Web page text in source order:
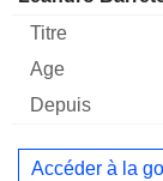
Accéder à la